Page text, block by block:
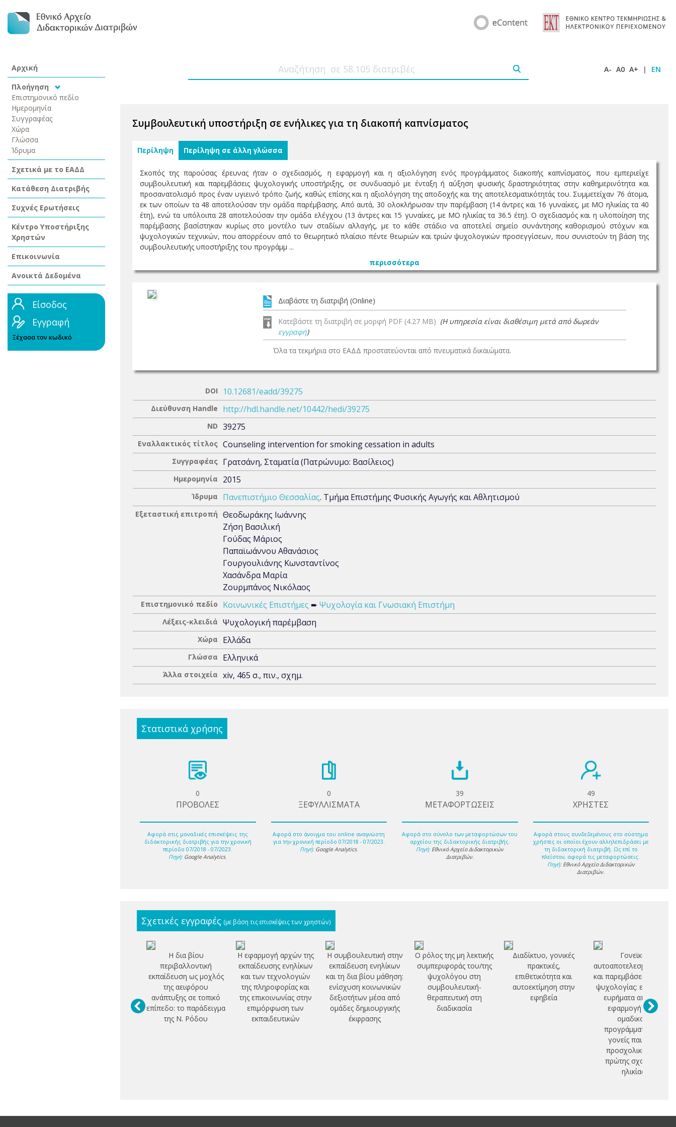
Αρχική
Πλοήγηση
Επιστημονικό πεδίο
Ημερομηνία
Συγγραφέας
Χώρα
Γλώσσα
Ίδρυμα
Σχετικά με το ΕΑΔΔ
Κατάθεση Διατριβής
Συχνές Ερωτήσεις
Κέντρο Υποστήριξης
Χρηστών
Επικοινωνία
Ανοικτά Δεδομένα
Είσοδος
Εγγραφή
Ξέχασα τον κωδικό
A- A0 A+ | EN
Συμβουλευτική υποστήριξη σε ενήλικες για τη διακοπή καπνίσματος
Περίληψη Περίληψη σε άλλη γλώσσα
Σκοπός της παρούσας έρευνας ήταν ο σχεδιασμός, η εφαρμογή και η αξιολόγηση ενός προγράμματος διακοπής καπνίσματος, που εμπεριείχε
συμβουλευτική και παρεμβάσεις ψυχολογικής υποστήριξης, σε συνδυασμό με ένταξη ή αύξηση φυσικής δραστηριότητας στην καθημερινότητα και
προσανατολισμό προς έναν υγιεινό τρόπο ζωής, καθώς επίσης και η αξιολόγηση της αποδοχής και της αποτελεσματικότητάς του. Συμμετείχαν 76 άτομα,
εκ των οποίων τα 48 αποτελούσαν την ομάδα παρέμβασης. Από αυτά, 30 ολοκλήρωσαν την παρέμβαση (14 άντρες και 16 γυναίκες, με ΜΟ ηλικίας τα 40
έτη), ενώ τα υπόλοιπα 28 αποτελούσαν την ομάδα ελέγχου (13 άντρες και 15 γυναίκες, με ΜΟ ηλικίας τα 36.5 έτη). Ο σχεδιασμός και η υλοποίηση της
παρέμβασης βασίστηκαν κυρίως στο μοντέλο των σταδίων αλλαγής, με το κάθε στάδιο να αποτελεί σημείο συνάντησης καθορισμού στόχων και
ψυχολογικών τεχνικών, που απορρέουν από το θεωρητικό πλαίσιο πέντε θεωριών και τριών ψυχολογικών προσεγγίσεων, που συνιστούν τη βάση της
συμβουλευτικής υποστήριξης του προγράμμ ...
περισσότερα
Διαβάστε τη διατριβή (Online)
Κατεβάστε τη διατριβή σε μορφή PDF (4.27 MB) (Η υπηρεσία είναι διαθέσιμη μετά από δωρεάν
εγγραφή)
Όλα τα τεκμήρια στο ΕΑΔΔ προστατεύονται από πνευματικά δικαιώματα.
DOI 10.12681/eadd/39275
Διεύθυνση Handle http://hdl.handle.net/10442/hedi/39275
ND 39275
Εναλλακτικός τίτλος Counseling intervention for smoking cessation in adults
Συγγραφέας Γρατσάνη, Σταματία (Πατρώνυμο: Βασίλειος)
Ημερομηνία 2015
Ίδρυμα Πανεπιστήμιο Θεσσαλίας. Τμήμα Επιστήμης Φυσικής Αγωγής και Αθλητισμού
Εξεταστική επιτροπή Θεοδωράκης Ιωάννης
Ζήση Βασιλική
Γούδας Μάριος
Παπαϊωάννου Αθανάσιος
Γουργουλιάνης Κωνσταντίνος
Χασάνδρα Μαρία
Ζουρμπάνος Νικόλαος
Επιστημονικό πεδίο Κοινωνικές Επιστήμες ➨ Ψυχολογία και Γνωσιακή Επιστήμη
Λέξεις-κλειδιά Ψυχολογική παρέμβαση
Χώρα Ελλάδα
Γλώσσα Ελληνικά
Άλλα στοιχεία xiv, 465 σ., πιν., σχημ.
Στατιστικά χρήσης
0
ΠΡΟΒΟΛΕΣ
Αφορά στις μοναδικές επισκέψεις της
διδακτορικής διατριβής για την χρονική
περίοδο 07/2018 - 07/2023.
Πηγή: Google Analytics.
0
ΞΕΦΥΛΛΙΣΜΑΤΑ
Αφορά στο άνοιγμα του online αναγνώστη
για την χρονική περίοδο 07/2018 - 07/2023.
Πηγή: Google Analytics.
39
ΜΕΤΑΦΟΡΤΩΣΕΙΣ
Αφορά στο σύνολο των μεταφορτώσων του
αρχείου της διδακτορικής διατριβής.
Πηγή: Εθνικό Αρχείο Διδακτορικών
Διατριβών.
49
ΧΡΗΣΤΕΣ
Αφορά στους συνδεδεμένους στο σύστημα
χρήστες οι οποίοι έχουν αλληλεπιδράσει με
τη διδακτορική διατριβή. Ως επί το
πλείστον, αφορά τις μεταφορτώσεις.
Πηγή: Εθνικό Αρχείο Διδακτορικών
Διατριβών.
Σχετικές εγγραφές (με βάση τις επισκέψεις των χρηστών)
Η δια βίου
περιβαλλοντική
εκπαίδευση ως μοχλός
της αειφόρου
ανάπτυξης σε τοπικό
επίπεδο: το παράδειγμα
της Ν. Ρόδου
Η εφαρμογή αρχών της
εκπαίδευσης ενηλίκων
και των τεχνολογιών
της πληροφορίας και
της επικοινωνίας στην
επιμόρφωση των
εκπαιδευτικών
Η συμβουλευτική στην
εκπαίδευση ενηλίκων
και τη δια βίου μάθηση:
ενίσχυση κοινωνικών
δεξιοτήτων μέσα από
ομάδες δημιουργικής
έκφρασης
Ο ρόλος της μη λεκτικής
συμπεριφοράς του/της
ψυχολόγου στη
συμβουλευτική-
θεραπευτική στη
διαδικασία
Διαδίκτυο, γονικές
πρακτικές,
επιθετικότητα και
αυτοεκτίμηση στην
εφηβεία
Γονεϊκή
αυτοαποτελεσματικότητα
και παρεμβάσεις θετικής
ψυχολογίας: εμπειρικά
ευρήματα από την
εφαρμογή ενός
ομαδικού
προγράμματος σε
γονείς παιδιών
προσχολικής και
πρώτης σχολικής
ηλικίας